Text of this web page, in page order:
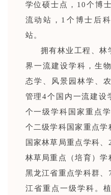
学位硕士点，10个博
流动站，1个博士后
站。
拥有林业工程、林
界一流建设学科，生
态学、风景园林学、
管理4个国内一流建设
个一级学科国家重点
个二级学科国家重点学
国家林草局重点学科、
林草局重点（培育）学
黑龙江省重点学科群、
江省重点一级学科。